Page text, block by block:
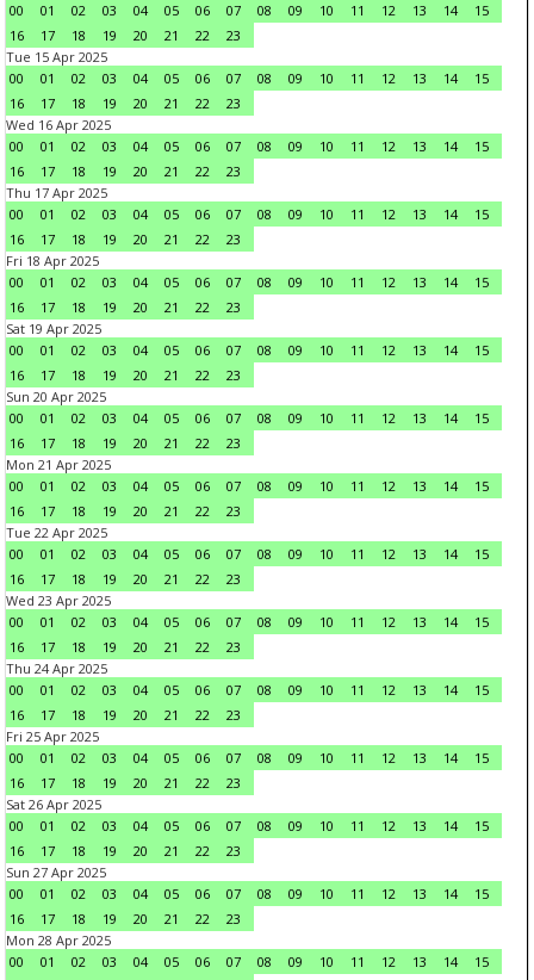
00
01 02 03 04 05 06 07 08 09 10 11 12 13 14
15
16
17 18 19 20 21 22
23
Tue 15 Apr 2025
00
01 02 03 04 05 06 07 08 09 10 11 12 13 14
15
16
17 18 19 20 21 22
23
Wed 16 Apr 2025
00
01 02 03 04 05 06 07 08 09 10 11 12 13 14
15
16
17 18 19 20 21 22
23
Thu 17 Apr 2025
00
01 02 03 04 05 06 07 08 09 10 11 12 13 14
15
16
17 18 19 20 21 22
23
Fri 18 Apr 2025
00
01 02 03 04 05 06 07 08 09 10 11 12 13 14
15
16
17 18 19 20 21 22
23
Sat 19 Apr 2025
00
01 02 03 04 05 06 07 08 09 10 11 12 13 14
15
16
17 18 19 20 21 22
23
Sun 20 Apr 2025
00
01 02 03 04 05 06 07 08 09 10 11 12 13 14
15
16
17 18 19 20 21 22
23
Mon 21 Apr 2025
00
01 02 03 04 05 06 07 08 09 10 11 12 13 14
15
16
17 18 19 20 21 22
23
Tue 22 Apr 2025
00
01 02 03 04 05 06 07 08 09 10 11 12 13 14
15
16
17 18 19 20 21 22
23
Wed 23 Apr 2025
00
01 02 03 04 05 06 07 08 09 10 11 12 13 14
15
16
17 18 19 20 21 22
23
Thu 24 Apr 2025
00
01 02 03 04 05 06 07 08 09 10 11 12 13 14
15
16
17 18 19 20 21 22
23
Fri 25 Apr 2025
00
01 02 03 04 05 06 07 08 09 10 11 12 13 14
15
16
17 18 19 20 21 22
23
Sat 26 Apr 2025
00
01 02 03 04 05 06 07 08 09 10 11 12 13 14
15
16
17 18 19 20 21 22
23
Sun 27 Apr 2025
00
01 02 03 04 05 06 07 08 09 10 11 12 13 14
15
16
17 18 19 20 21 22
23
Mon 28 Apr 2025
00
01 02 03 04 05 06 07 08 09 10 11 12 13 14
15